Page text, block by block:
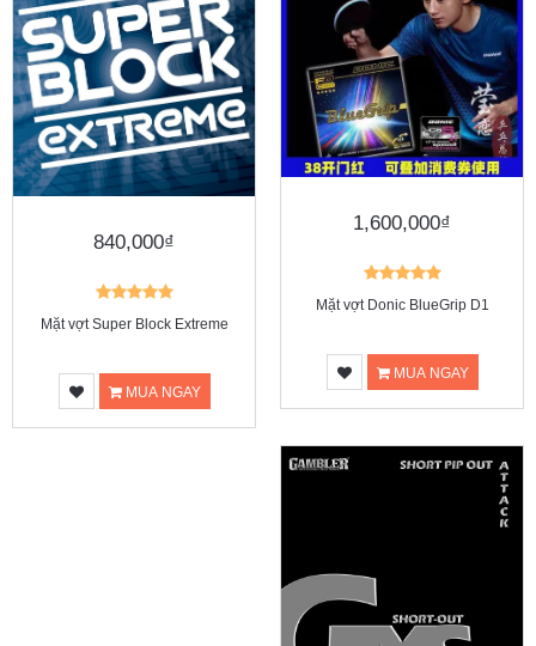
840,000₫
Mặt vợt Super Block Extreme
MUA NGAY
1,600,000₫
Mặt vợt Donic BlueGrip D1
MUA NGAY